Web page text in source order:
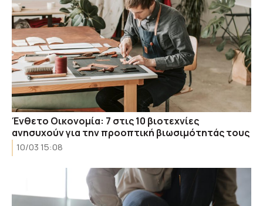
Ένθετο Οικονομία: 7 στις 10 βιοτεχνίες
ανησυχούν για την προοπτική βιωσιμότητάς τους
10/03 15:08